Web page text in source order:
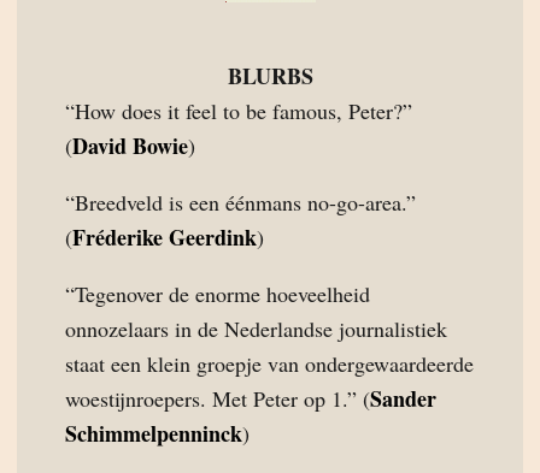
BLURBS
“How does it feel to be famous, Peter?”
(David Bowie)
“Breedveld is een éénmans no-go-area.”
(Fréderike Geerdink)
“Tegenover de enorme hoeveelheid
onnozelaars in de Nederlandse journalistiek
staat een klein groepje van ondergewaardeerde
woestijnroepers. Met Peter op 1.” (Sander
Schimmelpenninck)